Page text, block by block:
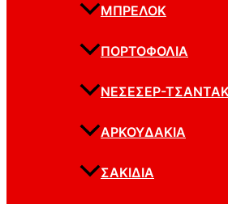
ΜΠΡΕΛΌΚ
ΠΟΡΤΟΦΌΛΙΑ
ΝΕΣΕΣΈΡ-
ΑΡΚΟΥΔΆΚΙΑ
ΣΑΚΊΔΙΑ